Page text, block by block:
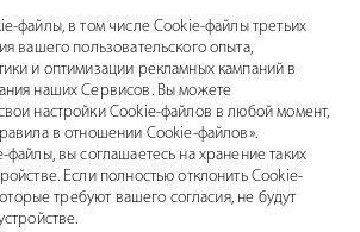
файлы, в том числе Cookie-файлы третьих
вашего пользовательского опыта,
и оптимизации рекламных кампаний в
наших Сервисов. Вы можете
настройки Cookie-файлов в любой момент,
в отношении Cookie-файлов».
вы соглашаетесь на хранение таких
Если полностью отклонить Cookie-
требуют вашего согласия, не будут